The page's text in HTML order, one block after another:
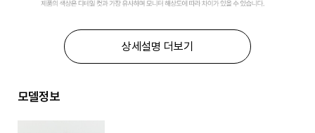
상세설명 더보기
모델정보